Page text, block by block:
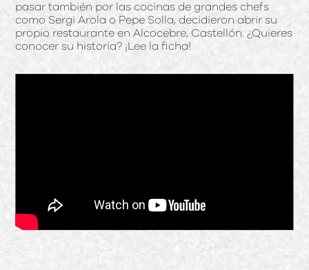
pasar también por las cocinas de grandes chefs
como Sergi Arola o Pepe Solla, decidieron abrir su
propio restaurante en Alcocebre, Castellón. ¿Quieres
conocer su historia? ¡Lee la ficha!